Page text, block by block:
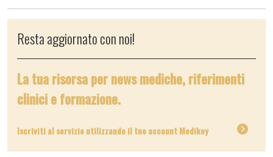
Resta aggiornato con noi!
La tua risorsa per news mediche, riferimenti
clinici e formazione.
Iscriviti al servizio utilizzando il tuo account Medikey